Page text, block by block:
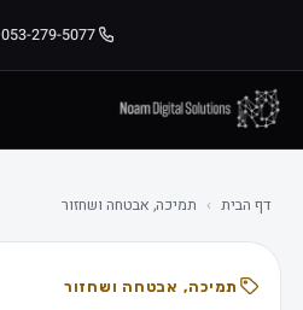
053-279-5077
דף הבית › תמיכה, אבטחה ושחזור
תמיכה, אבטחה ושחזור